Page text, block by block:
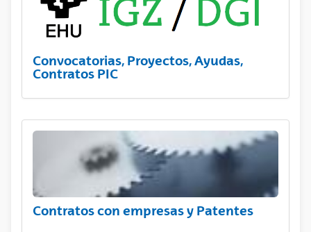
Convocatorias, Proyectos, Ayudas,
Contratos PIC
Contratos con empresas y Patentes